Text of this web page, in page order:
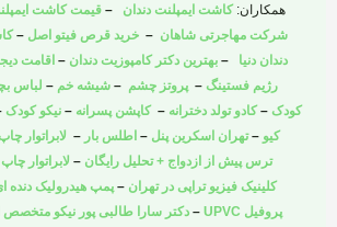
o
o
k
-
e
r
همکاران: کاشت ایمپلنت دندان – قیمت کاشت
شرکت مهاجرتی شاهان – خرید قرص فیتو اصل –
دندان دنیا – بهترین دکتر کامپوزیت دندان – اقامت
رژیم فستینگ – پروتز چشم – شیشه خم – لباس
کودک –کادو تولد دخترانه –کاپشن پسرانه – نیکو کودک
کیو –تهران اسکرین پنل – اطلس بار – لابراتوار
ترس پیش از ازدواج + تحلیل رایگان – لابراتوار
کلینیک فیزیو تراپی در تهران – پمپ هیدرولیک دنده
پروفیل UPVC
– دکتر سارا طالبی پور نیکو متخصص